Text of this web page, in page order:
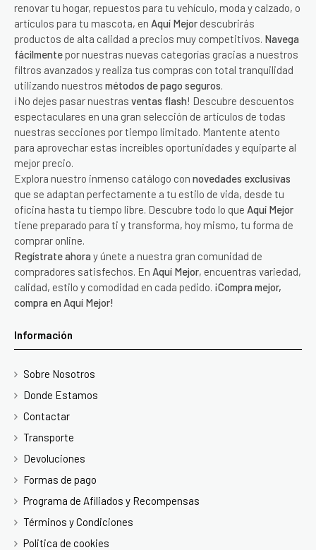
renovar tu hogar, repuestos para tu vehículo, moda y calzado, o
artículos para tu mascota, en Aquí Mejor descubrirás
productos de alta calidad a precios muy competitivos. Navega
fácilmente por nuestras nuevas categorías gracias a nuestros
filtros avanzados y realiza tus compras con total tranquilidad
utilizando nuestros métodos de pago seguros.
¡No dejes pasar nuestras ventas flash! Descubre descuentos
espectaculares en una gran selección de artículos de todas
nuestras secciones por tiempo limitado. Mantente atento
para aprovechar estas increíbles oportunidades y equiparte al
mejor precio.
Explora nuestro inmenso catálogo con novedades exclusivas
que se adaptan perfectamente a tu estilo de vida, desde tu
oficina hasta tu tiempo libre. Descubre todo lo que Aquí Mejor
tiene preparado para ti y transforma, hoy mismo, tu forma de
comprar online.
Regístrate ahora y únete a nuestra gran comunidad de
compradores satisfechos. En Aquí Mejor, encuentras variedad,
calidad, estilo y comodidad en cada pedido. ¡Compra mejor,
compra en Aquí Mejor!
Información
Sobre Nosotros
Donde Estamos
Contactar
Transporte
Devoluciones
Formas de pago
Programa de Afiliados y Recompensas
Términos y Condiciones
Politica de cookies